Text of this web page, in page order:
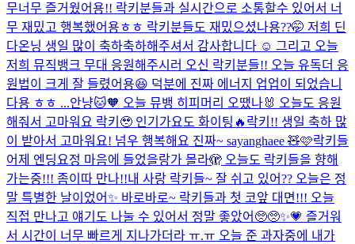
무너무 즐거웠어용!! 락키분들과 실시간으로 소통할수 있어서 너
무 재밌고 행복했어용ㅎㅎ 락키분들도 재밌으셨나용??🤭 저희 딘
다온닝 생일 많이 축하축하해주셔서 감사합니다 ☺️ 그리고 오늘
저희 뮤직뱅크 무대 응원해주시러 오신 락키분들!! 오늘 유독더 응
원법이 크게 잘 들렸어용😆 덕분에 진짜 에너지 업업이 되었습니
다용 ㅎㅎ ...안냥🐱🧡 오늘 뮤뱅 히피머리 오땠나🐰 오늘도 응원
해줘서 고마워요 락키🥹 인기가요도 화이팅🔥 락키!! 생일 축하 많
이 받아서 고마워요! 넘우 행복해요 진짜~ sayanghaee 🧸🩷락키들
어제 엔딩요정 마음에 들었을랑가 몰라🫣 오늘도 락키들을 향해
가는중!!! 좀이따 만나!!내 사랑 락키들~ 잘 쉬고 있어?? 오늘은 정
말 특별한 날이었어✨ 바로바로~ 락키들과 첫 코앞 대면!!! 오늘
직접 만나고 얘기도 나눌 수 있어서 정말 좋았어🥺🥺✨💗 즐거워
서 시간이 너무 빠르게 지나가더라 ㅠ.ㅠ 오늘 준 과자중에 내가